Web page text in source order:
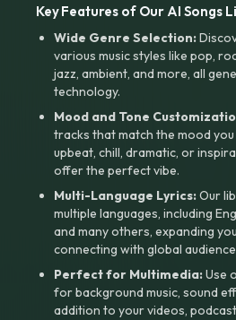
Key Features of Our AI Songs
Wide Genre Selection:
various music styles like pop,
jazz, ambient, and more, all
technology.
Mood and Tone
tracks that match the mood
upbeat, chill, dramatic, or
offer the perfect vibe.
Multi-Language Lyrics:Our
multiple languages, including
and many others, expanding
connecting with global
Perfect for Multimedia:Use
for background music, sound
addition to your videos,